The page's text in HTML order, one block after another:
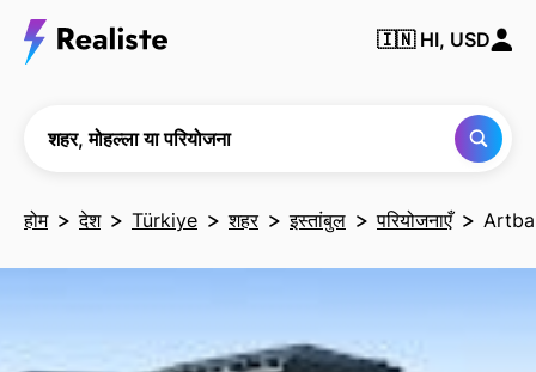
🇮🇳 HI, USD
शहर, मोहल्ला या परियोजना
होम देश Türkiye शहर इस्तांबुल परियोजनाएँ